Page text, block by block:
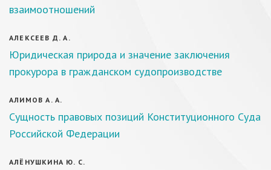
взаимоотношений
АЛЕКСЕЕВ Д. А.
Юридическая природа и значение заключения
прокурора в гражданском судопроизводстве
АЛИМОВ А. А.
Сущность правовых позиций Конституционного Суда
Российской Федерации
АЛЁНУШКИНА Ю. С.